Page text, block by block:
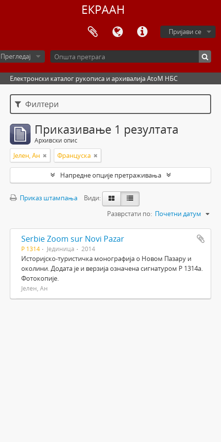
ЕКРААН
Пријави се
Прегледај
Електронски каталог рукописа и архивалија AtoM НБС
Филтери
Приказивање 1 резултата
Архивски опис
Јелен, Ан Француска
Напредне опције претраживања
Приказ штампања
Види:
Разврстати по: Почетни датум
Serbie Zoom sur Novi Pazar
Р 1314 Јединица 2014
Историјско-туристичка монографија о Новом Пазару и
околини. Додата је и верзија означена сигнатуром Р 1314а.
Фотокопије.
Јелен, Ан